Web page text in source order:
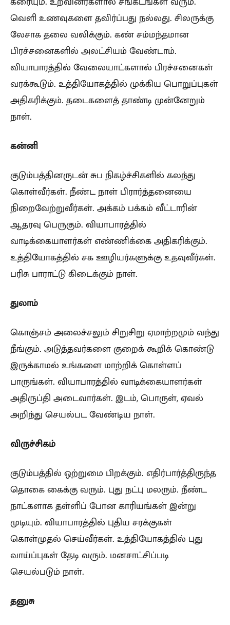
வெளி உணவுகளை தவிர்ப்பது நல்லது. சிலருக்கு
லேசாக தலை வலிக்கும். கண் சம்மந்தமான
பிரச்சனைகளில் அலட்சியம் வேண்டாம்.
வியாபாரத்தில் வேலையாட்களால் பிரச்சனைகள்
வரக்கூடும். உத்தியோகத்தில் முக்கிய பொறுப்புகள்
அதிகரிக்கும். தடைகளைத் தாண்டி முன்னேறும்
நாள்.
கன்னி
குடும்பத்தினருடன் சுப நிகழ்ச்சிகளில் கலந்து
கொள்வீர்கள். நீண்ட நாள் பிரார்த்தனையை
நிறைவேற்றுவீர்கள். அக்கம் பக்கம் வீட்டாரின்
ஆதரவு பெருகும். வியாபாரத்தில்
வாடிக்கையாளர்கள் எண்ணிக்கை அதிகரிக்கும்.
உத்தியோகத்தில் சக ஊழியர்களுக்கு உதவுவீர்கள்.
பரிசு பாராட்டு கிடைக்கும் நாள்.
துலாம்
கொஞ்சம் அலைச்சலும் சிறுசிறு ஏமாற்றமும் வந்து
நீங்கும். அடுத்தவர்களை குறைக் கூறிக் கொண்டு
இருக்காமல் உங்களை மாற்றிக் கொள்ளப்
பாருங்கள். வியாபாரத்தில் வாடிக்கையாளர்கள்
அதிருப்தி அடைவார்கள். இடம், பொருள், ஏவல்
அறிந்து செயல்பட வேண்டிய நாள்.
விருச்சிகம்
குடும்பத்தில் ஒற்றுமை பிறக்கும். எதிர்பார்த்திருந்த
தொகை கைக்கு வரும். புது நட்பு மலரும். நீண்ட
நாட்களாக தள்ளிப் போன காரியங்கள் இன்று
முடியும். வியாபாரத்தில் புதிய சரக்குகள்
கொள்முதல் செய்வீர்கள். உத்தியோகத்தில் புது
வாய்ப்புகள் தேடி வரும். மனசாட்சிப்படி
செயல்படும் நாள்.
தனுசு